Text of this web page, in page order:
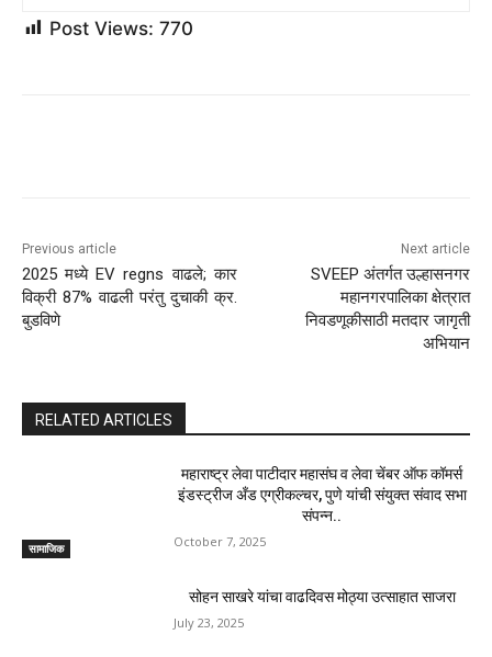
Post Views: 770
Previous article
2025 मध्ये EV regns वाढले; कार
विक्री 87% वाढली परंतु दुचाकी क्र.
बुडविणे
Next article
SVEEP अंतर्गत उल्हासनगर
महानगरपालिका क्षेत्रात
निवडणूकीसाठी मतदार जागृती
अभियान
RELATED ARTICLES
सामाजिक
महाराष्ट्र लेवा पाटीदार महासंघ व लेवा चेंबर ऑफ कॉमर्स
इंडस्ट्रीज अँड एग्रीकल्चर, पुणे यांची संयुक्त संवाद सभा
संपन्न..
October 7, 2025
सोहन साखरे यांचा वाढदिवस मोठ्या उत्साहात साजरा
July 23, 2025